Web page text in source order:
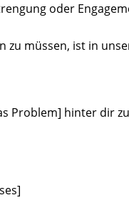
oder
müssen, ist in
Problem] hinter dir